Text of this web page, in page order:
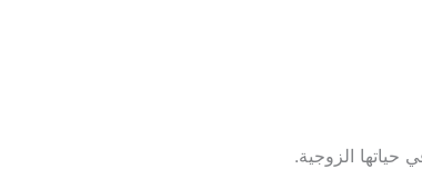
حياتها الزوجية.